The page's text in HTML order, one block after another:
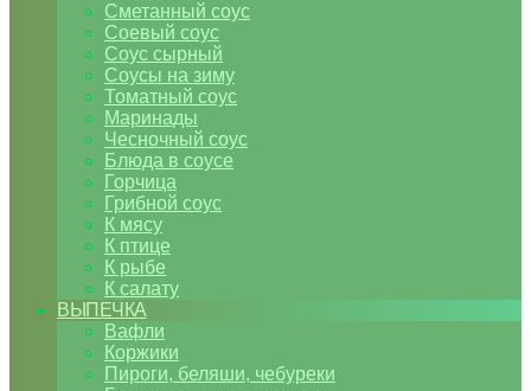
Сметанный соус
Соевый соус
Соус сырный
Соусы на зиму
Томатный соус
Маринады
Чесночный соус
Блюда в соусе
Горчица
Грибной соус
К мясу
К птице
К рыбе
К салату
ВЫПЕЧКА
Вафли
Коржики
Пироги, беляши, чебуреки